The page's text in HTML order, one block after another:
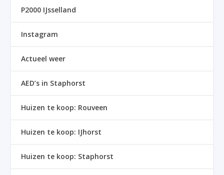
P2000 IJsselland
Instagram
Actueel weer
AED’s in Staphorst
Huizen te koop: Rouveen
Huizen te koop: IJhorst
Huizen te koop: Staphorst